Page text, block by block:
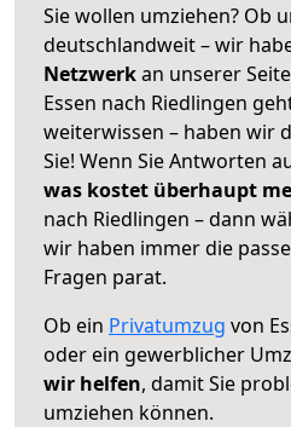
Sie wollen umziehen? Ob
deutschlandweit – wir
Netzwerkan unserer
Essen nach Riedlingen
weiterwissen – haben wir
Sie! Wenn Sie Antworten
was kostet überhaupt
nach Riedlingen – dann
wir haben immer die
Fragen parat.
Ob ein Privatumzug von
oder ein gewerblicher
wir helfen, damit Sie
umziehen können.